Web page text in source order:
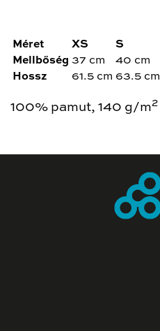
Méret XS S
Mellbőség 37 cm 40 cm
Hossz
61.5 cm 63.5 cm
100% pamut, 140 g/m2